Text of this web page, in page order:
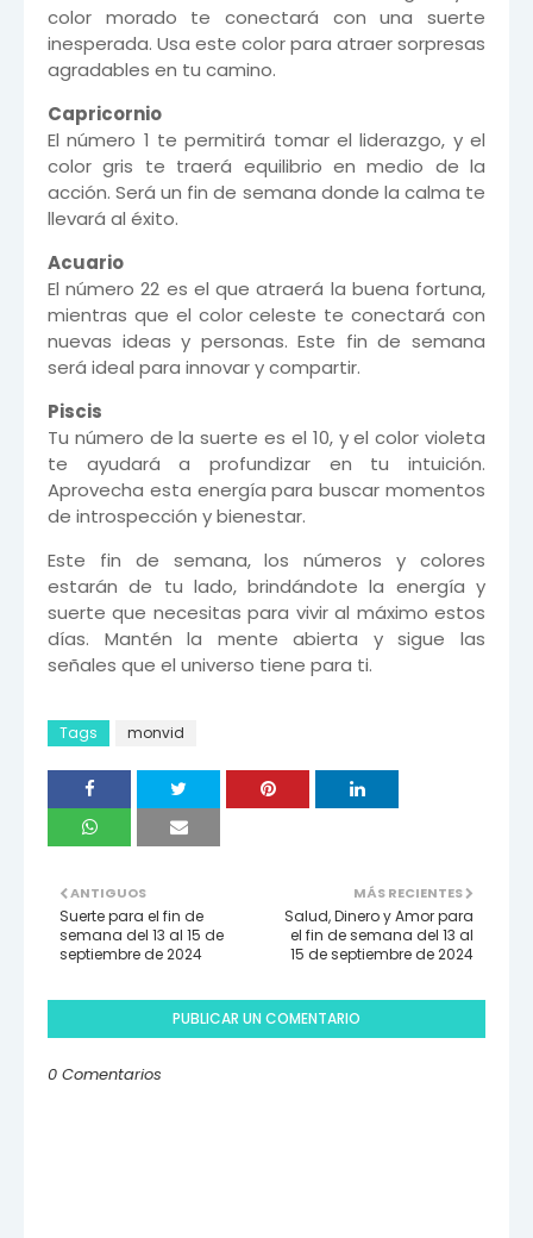
color morado te conectará con una suerte
inesperada. Usa este color para atraer sorpresas
agradables en tu camino.
Capricornio
El número 1 te permitirá tomar el liderazgo, y el
color gris te traerá equilibrio en medio de la
acción. Será un fin de semana donde la calma te
llevará al éxito.
Acuario
El número 22 es el que atraerá la buena fortuna,
mientras que el color celeste te conectará con
nuevas ideas y personas. Este fin de semana
será ideal para innovar y compartir.
Piscis
Tu número de la suerte es el 10, y el color violeta
te ayudará a profundizar en tu intuición.
Aprovecha esta energía para buscar momentos
de introspección y bienestar.
Este fin de semana, los números y colores
estarán de tu lado, brindándote la energía y
suerte que necesitas para vivir al máximo estos
días. Mantén la mente abierta y sigue las
señales que el universo tiene para ti.
Tags monvid
MÁS RECIENTES
Salud, Dinero y Amor para
el fin de semana del 13 al
15 de septiembre de 2024
ANTIGUOS
Suerte para el fin de
semana del 13 al 15 de
septiembre de 2024
PUBLICAR UN COMENTARIO
0 Comentarios